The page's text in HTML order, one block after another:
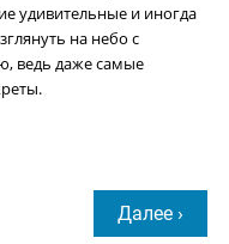
удивительные и иногда
на небо с
ведь даже самые
Далее ›